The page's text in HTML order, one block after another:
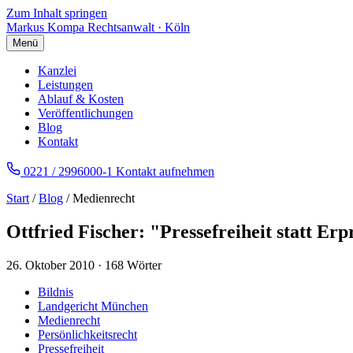
Zum Inhalt springen
Markus Kompa Rechtsanwalt · Köln
Menü
Kanzlei
Leistungen
Ablauf & Kosten
Veröffentlichungen
Blog
Kontakt
0221 / 2996000-1 Kontakt aufnehmen
Start /Blog / Medienrecht
Ottfried Fischer: "Pressefreiheit statt
26. Oktober 2010 · 168 Wörter
Bildnis
Landgericht München
Medienrecht
Persönlichkeitsrecht
Pressefreiheit